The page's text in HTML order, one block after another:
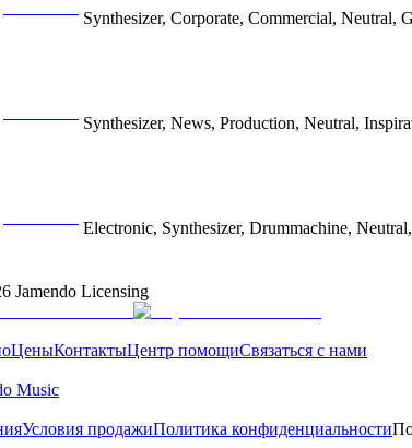
Synthesizer, Corporate, Commercial, Neutral,
Synthesizer, News, Production, Neutral,
Electronic, Synthesizer, Drummachine,
Jamendo Licensing
ЦеныКонтактыЦентр помощиСвязаться с нами
Music
Условия продажиПолитика конфиденциальности